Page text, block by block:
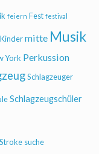
feiern Fest festival
Kinder mitte Musik
York Perkussion
Schlagzeuger
Schlagzeugschüler
suche